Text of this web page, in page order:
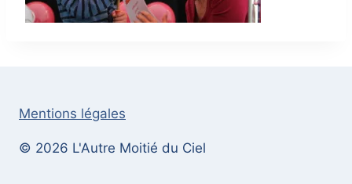
Mentions légales
© 2026 L'Autre Moitié du Ciel